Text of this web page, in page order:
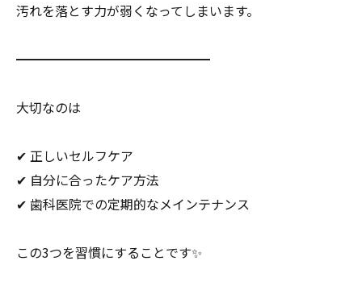
汚れを落とす力が弱くなってしまいます。
━━━━━━━━━━━━━━━
大切なのは
✔ 正しいセルフケア
✔ 自分に合ったケア方法
✔ 歯科医院での定期的なメインテナンス
この3つを習慣にすることです✨